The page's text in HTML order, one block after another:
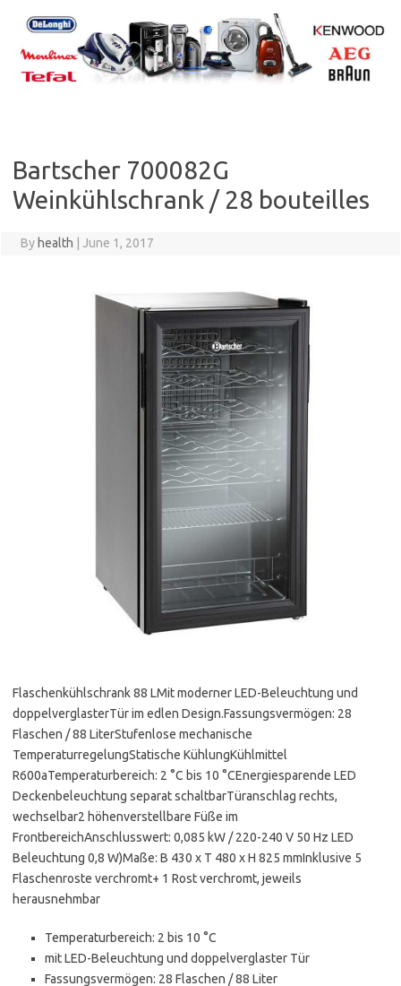
content
Bartscher 700082G
Weinkühlschrank / 28 bouteilles
By health June 1, 2017
Flaschenkühlschrank 88 LMit moderner LED-Beleuchtung und
doppelverglasterTür im edlen Design.Fassungsvermögen: 28
Flaschen / 88 LiterStufenlose mechanische
TemperaturregelungStatische KühlungKühlmittel
R600aTemperaturbereich: 2 °C bis 10 °CEnergiesparende LED
Deckenbeleuchtung separat schaltbarTüranschlag rechts,
wechselbar2 höhenverstellbare Füße im
FrontbereichAnschlusswert: 0,085 kW / 220-240 V 50 Hz LED
Beleuchtung 0,8 W)Maße: B 430 x T 480 x H 825 mmInklusive 5
Flaschenroste verchromt+ 1 Rost verchromt, jeweils
herausnehmbar
Temperaturbereich: 2 bis 10 °C
mit LED-Beleuchtung und doppelverglaster Tür
Fassungsvermögen: 28 Flaschen / 88 Liter